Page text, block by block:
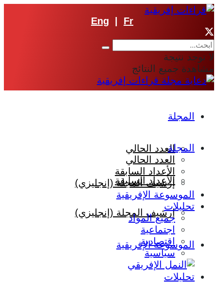
Eng Fr
لا توجد نتيجة
مشاهدة جميع النتائج
المجلة
العدد الحالي
الأعداد السابقة
إرشيف المجلة (إنجليزي)
الموسوعة الإفريقية
تحليلات
المجلة
العدد الحالي
الأعداد السابقة
إرشيف المجلة (إنجليزي)
الموسوعة الإفريقية
تحليلات
جميع المواد
اجتماعية
اقتصادية
سياسية